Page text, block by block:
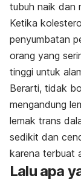
tubuh naik dan
Ketika
penyumbatan
orang yang
tinggi untuk
Berarti, tidak
mengandung
lemak trans
sedikit dan
karena terbuat
Lalu apa